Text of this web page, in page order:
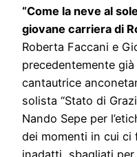
“Come la neve al
giovane carriera di
Roberta Faccani e
precedentemente
cantautrice
solista “Stato di
Nando Sepe per
dei momenti in cui ci
inadatti, sbagliati